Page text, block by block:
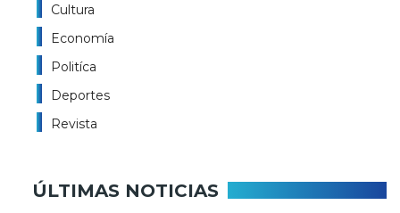
Cultura
Economía
Politíca
Deportes
Revista
ÚLTIMAS NOTICIAS